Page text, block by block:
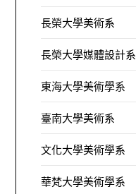
長榮大學美術系
長榮大學媒體設計系
東海大學美術學系
臺南大學美術系
文化大學美術學系
華梵大學美術學系